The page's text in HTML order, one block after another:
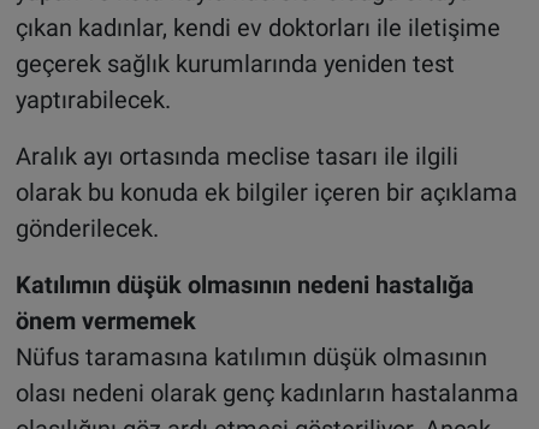
çıkan kadınlar, kendi ev doktorları ile iletişime
geçerek sağlık kurumlarında yeniden test
yaptırabilecek.
Aralık ayı ortasında meclise tasarı ile ilgili
olarak bu konuda ek bilgiler içeren bir açıklama
gönderilecek.
Katılımın düşük olmasının nedeni hastalığa
önem vermemek
Nüfus taramasına katılımın düşük olmasının
olası nedeni olarak genç kadınların hastalanma